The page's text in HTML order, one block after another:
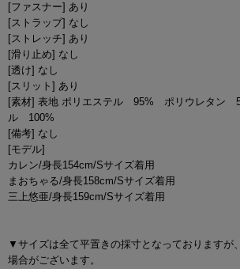
[ファスナー] あり
[ストラップ] なし
[ストレッチ] あり
[滑り止め] なし
[透け] なし
[スリット] あり
[素材] 表地 ポリエステル 95% ポリウレタ
ル 100%
[備考] なし
[モデル]
カレン/身長154cm/Sサイズ着用
まおちゃる/身長158cm/Sサイズ着用
三上悠亜/身長159cm/Sサイズ着用
▼サイズは全て平置きの採寸となっておりますが
場合がございます。